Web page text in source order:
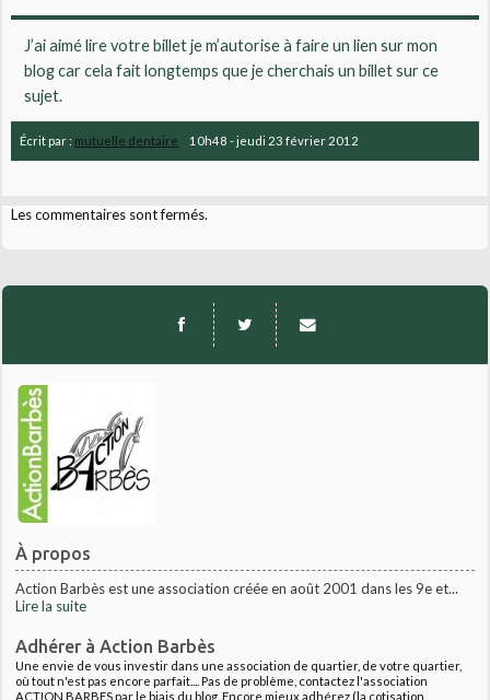
À propos
Action Barbès est une association créée en août 2001 dans les 9e et...
Lire la suite
Adhérer à Action Barbès
Une envie de vous investir dans une association de quartier, de votre quartier,
où tout n'est pas encore parfait.... Pas de problème, contactez l'association
ACTION BARBES par le biais du blog. Encore mieux adhérez (la cotisation
J’ai aimé lire votre billet je m’autorise à faire un lien sur mon
blog car cela fait longtemps que je cherchais un billet sur ce
sujet.
Écrit par : mutuelle dentaire 10h48 -jeudi 23 février 2012
Les commentaires sont fermés.